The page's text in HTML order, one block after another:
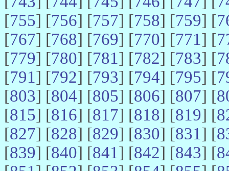
[755] [756] [757] [758] [759] [
[767] [768] [769] [770] [771] [
[779] [780] [781] [782] [783] [
[791] [792] [793] [794] [795] [
[803] [804] [805] [806] [807] [
[815] [816] [817] [818] [819] [
[827] [828] [829] [830] [831] [
[839] [840] [841] [842] [843] [